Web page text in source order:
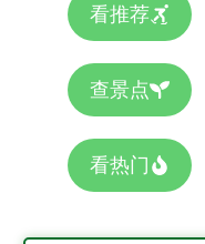
看推荐
查景点
看热门